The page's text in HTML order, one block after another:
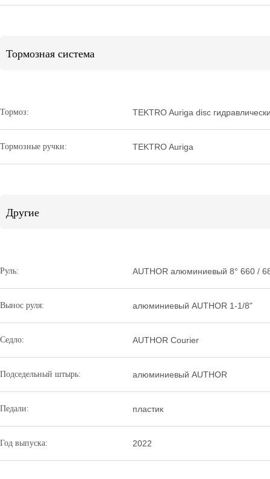
Тормозная система
Тормоз: TEKTRO Auriga disc
Тормозные ручки: TEKTRO Auriga
Другие
Руль: AUTHOR алюминиевый 8° 660 /
Вынос руля: алюминиевый AUTHOR 1-1/8"
Седло: AUTHOR Courier
Подседельный штырь: алюминиевый AUTHOR
Педали: пластик
Год выпуска: 2022